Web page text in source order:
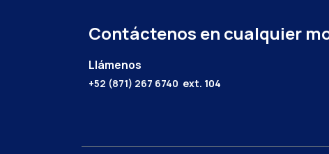
Contáctenos en cualquier
Llámenos
+52 (871) 267 6740 ext. 104